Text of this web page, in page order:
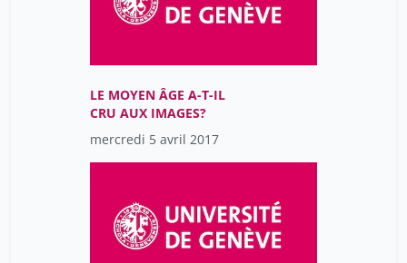
LE MOYEN ÂGE A-T-IL
CRU AUX IMAGES?
mercredi 5 avril 2017